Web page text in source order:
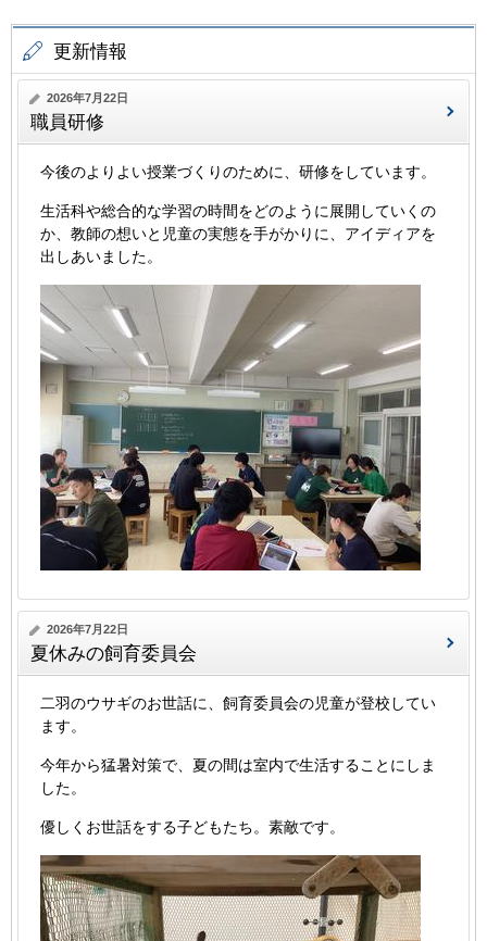
更新情報
2026年7月22日
職員研修
今後のよりよい授業づくりのために、研修をしています。
生活科や総合的な学習の時間をどのように展開していくの
か、教師の想いと児童の実態を手がかりに、アイディアを
出しあいました。
2026年7月22日
夏休みの飼育委員会
二羽のウサギのお世話に、飼育委員会の児童が登校してい
ます。
今年から猛暑対策で、夏の間は室内で生活することにしま
した。
優しくお世話をする子どもたち。素敵です。